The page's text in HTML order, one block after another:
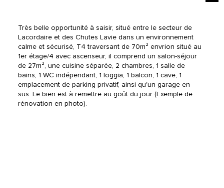
Très belle opportunité à saisir, situé entre le secteur de
Lacordaire et des Chutes Lavie dans un environnement
calme et sécurisé, T4 traversant de 70m² envrion situé au
1er étage/4 avec ascenseur, il comprend un salon-séjour
de 27m², une cuisine séparée, 2 chambres, 1 salle de
bains, 1 WC indépendant, 1 loggia, 1 balcon, 1 cave, 1
emplacement de parking privatif, ainsi qu'un garage en
sus. Le bien est à remettre au goût du jour (Exemple de
rénovation en photo).